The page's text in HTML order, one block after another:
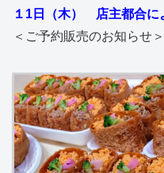
１1日（木） 店主都合に
＜ご予約販売のお知らせ＞